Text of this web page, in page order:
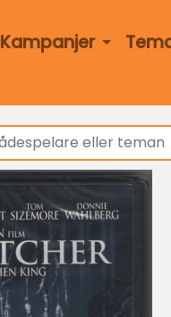
Kampanjer